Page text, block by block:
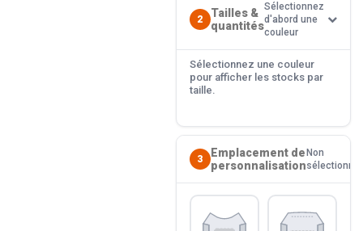
2
Tailles &
quantités
Sélectionnez
d'abord une
couleur
Sélectionnez une couleur
pour afficher les stocks par
taille.
3
Emplacement de
personnalisation
Non
sélectionné